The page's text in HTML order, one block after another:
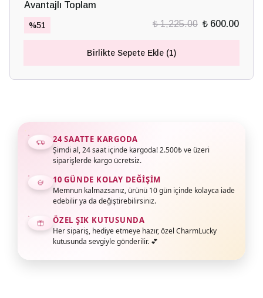
Avantajlı Toplam
%51 ₺ 1,225.00 ₺ 600.00
Birlikte Sepete Ekle (1)
24 SAATTE KARGODA
Şimdi al, 24 saat içinde kargoda! 2.500₺ ve üzeri
siparişlerde kargo ücretsiz.
10 GÜNDE KOLAY DEĞIŞIM
Memnun kalmazsanız, ürünü 10 gün içinde kolayca iade
edebilir ya da değiştirebilirsiniz.
ÖZEL ŞIK KUTUSUNDA
Her sipariş, hediye etmeye hazır, özel CharmLucky
kutusunda sevgiyle gönderilir. 💕